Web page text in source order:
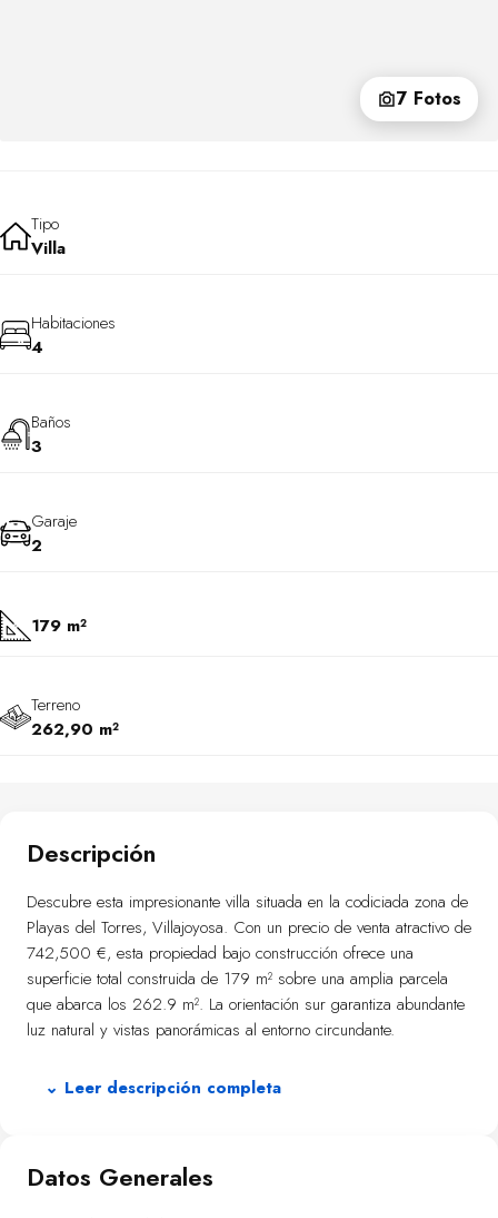
7 Fotos
Tipo
Villa
Habitaciones
4
Baños
3
Garaje
2
179 m²
Terreno
262,90 m²
Descripción
Descubre esta impresionante villa situada en la codiciada zona de
Playas del Torres, Villajoyosa. Con un precio de venta atractivo de
742,500 €, esta propiedad bajo construcción ofrece una
superficie total construida de 179 m² sobre una amplia parcela
que abarca los 262.9 m². La orientación sur garantiza abundante
luz natural y vistas panorámicas al entorno circundante.
baños equipados para su comodidad. Disfrute del placer culinario
gastronómico.
⌄ Leer descripción completa
Datos Generales